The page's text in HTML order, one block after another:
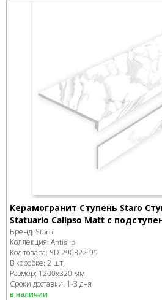
Керамогранит Ступень Staro
Statuario Calipso Matt с
Бренд: Staro
Коллекция: Antislip
Код товара: SD-290822-99
В коробке: 2 шт,
Размер: 1200x320 мм
Сроки доставки: 1-3 дня
в наличии